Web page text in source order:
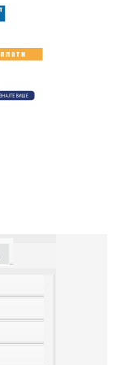
haos;
ležaljki strepe
Trampovog
potpuno
i govor mržnje